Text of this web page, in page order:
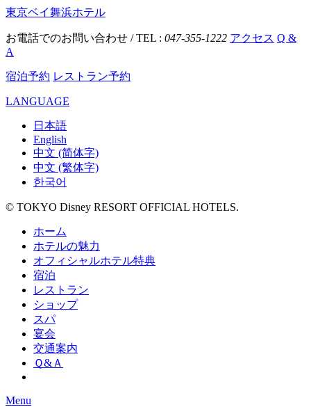
東京ベイ舞浜ホテル
お電話でのお問い合わせ / TEL : 047-355-1222 アクセス Q &
A
宿泊予約 レストラン予約
LANGUAGE
日本語
English
中文 (简体字)
中文 (繁体字)
한국어
© TOKYO Disney RESORT OFFICIAL HOTELS.
ホーム
ホテルの魅力
オフィシャルホテル特典
宿泊
レストラン
ショップ
スパ
宴会
交通案内
Ｑ&Ａ
Menu